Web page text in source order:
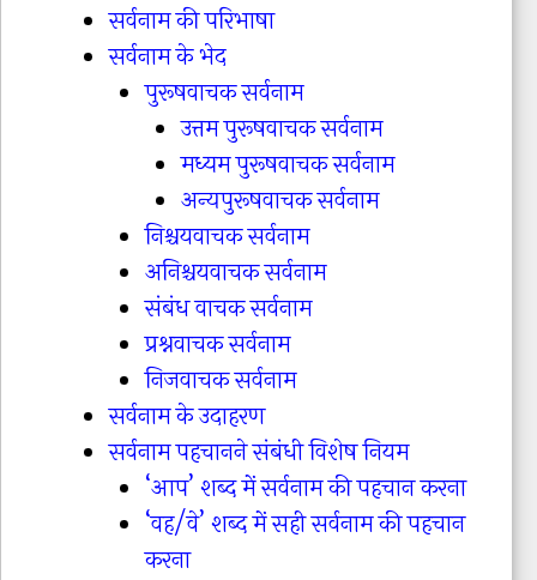
सर्वनाम की परिभाषा
सर्वनाम के भेद
पुरूषवाचक सर्वनाम
उत्तम पुरूषवाचक सर्वनाम
मध्यम पुरूषवाचक सर्वनाम
अन्यपुरूषवाचक सर्वनाम
निश्चयवाचक सर्वनाम
अनिश्चयवाचक सर्वनाम
संबंध वाचक सर्वनाम
प्रश्नवाचक सर्वनाम
निजवाचक सर्वनाम
सर्वनाम के उदाहरण
सर्वनाम पहचानने संबंधी विशेष नियम
‘आप’ शब्द में सर्वनाम की पहचान करना
‘वह/वे’ शब्द में सही सर्वनाम की पहचान
करना